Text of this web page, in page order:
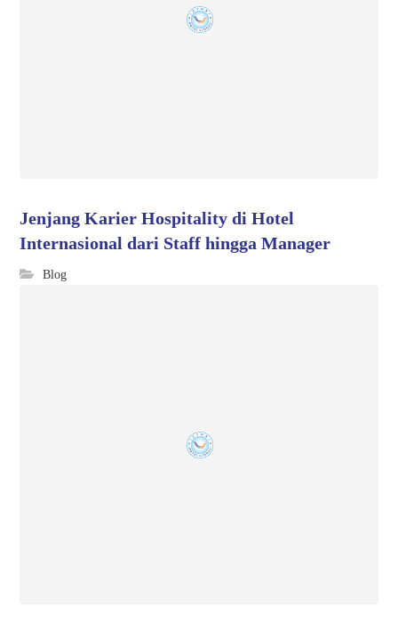
Jenjang Karier Hospitality di Hotel
Internasional dari Staff hingga Manager
Blog